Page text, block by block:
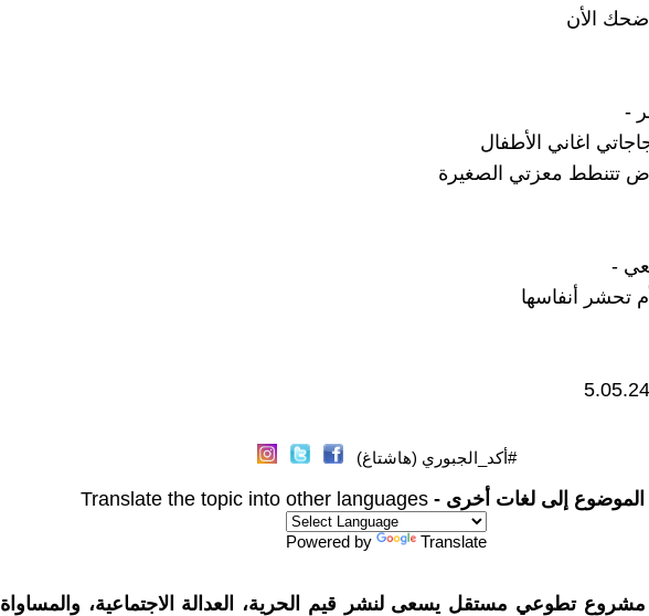
الأن
-
اغاني الأطفال
تتنطط معزتي الصغيرة
-
تحشر أنفاسها
#أكد_الجبوري (هاشتاغ)
إلى لغات أخرى - Translate the topic into other languages
Powered by Translate
مشروع تطوعي مستقل يسعى لنشر قيم الحرية، العدالة الاجتماعية، والمساواة